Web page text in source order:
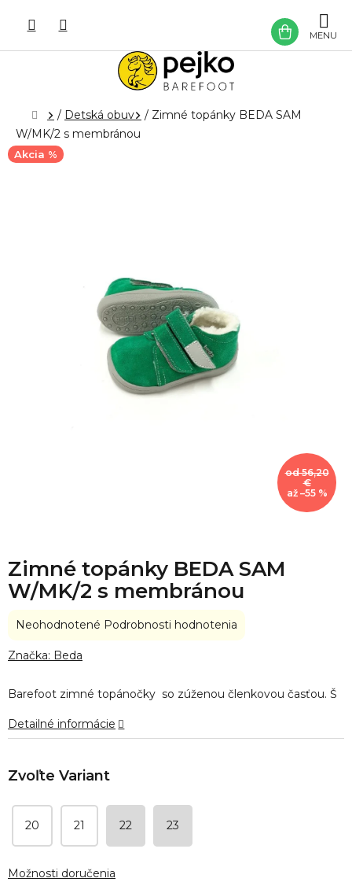
obsah
Domov
/ Detská obuv / Zimné topánky BEDA SAM
W/MK/2 s membránou
Akcia %
od 56,20
€
až –55 %
Zimné topánky BEDA SAM
W/MK/2 s membránou
20 21 22 23
Možnosti doručenia
Barefoot zimné topánočky so zúženou členkovou časťou. Š
Detailné informácie
Priemerné
produktu
z
hviezdičiek.
Neohodnotené Podrobnosti hodnotenia
Značka: Beda